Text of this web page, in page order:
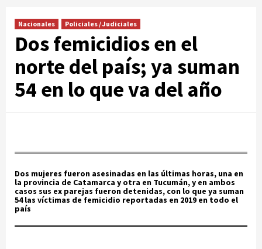
Nacionales Policiales / Judiciales
Dos femicidios en el
norte del país; ya suman
54 en lo que va del año
Dos mujeres fueron asesinadas en las últimas horas, una en
la provincia de Catamarca y otra en Tucumán, y en ambos
casos sus ex parejas fueron detenidas, con lo que ya suman
54 las víctimas de femicidio reportadas en 2019 en todo el
país